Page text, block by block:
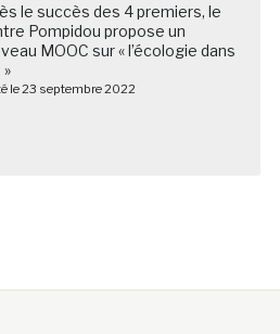
le succès des 4 premiers, le
Pompidou propose un
MOOC sur « l’écologie dans
»
le 23 septembre 2022